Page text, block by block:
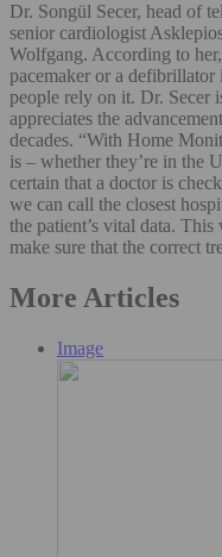
Dr. Songül Secer, head of
senior cardiologist
Wolfgang. According to
pacemaker or a
people rely on it. Dr. Secer
appreciates the
decades. “With Home
is – whether they’re in the
certain that a doctor is
we can call the closest
the patient’s vital data.
make sure that the correct
More Articles
Image